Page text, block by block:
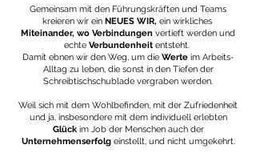
Gemeinsam mit den Führungskräften und Teams
kreieren wir ein NEUES WIR, ein wirkliches
Miteinander, wo Verbindungen vertieft werden und
echte Verbundenheit entsteht.
Damit ebnen wir den Weg, um die Werteim Arbeits-
Alltag zu leben, die sonst in den Tiefen der
Schreibtischschublade vergraben werden.
Weil sich mit dem Wohlbefinden, mit der Zufriedenheit
und ja, insbesondere mit dem individuell erlebten
Glückim Job der Menschen auch der
Unternehmenserfolgeinstellt, und nicht umgekehrt.